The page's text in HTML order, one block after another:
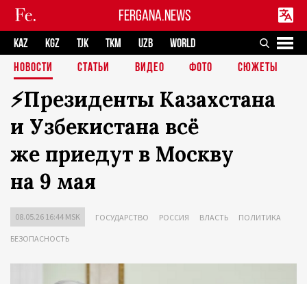
FERGANA.NEWS
KAZ KGZ TJK TKM UZB
WORLD
НОВОСТИ
СТАТЬИ ВИДЕО ФОТО СЮЖЕТЫ
⚡️Президенты Казахстана
и Узбекистана всё
же приедут в Москву
на 9 мая
08.05.26 16:44 MSK ГОСУДАРСТВО РОССИЯ ВЛАСТЬ ПОЛИТИКА
БЕЗОПАСНОСТЬ